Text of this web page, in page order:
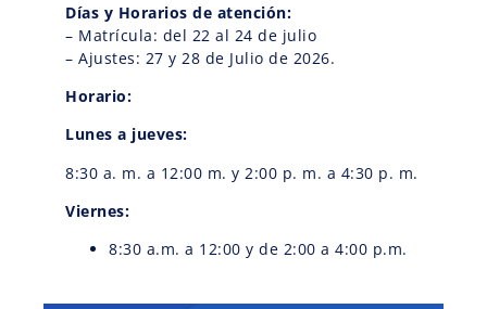
Días y Horarios de atención:
– Matrícula: del 22 al 24 de julio
– Ajustes: 27 y 28 de Julio de 2026.
Horario:
Lunes a jueves:
8:30 a. m. a 12:00 m. y 2:00 p. m. a 4:30 p. m.
Viernes:
8:30 a.m. a 12:00 y de 2:00 a 4:00 p.m.